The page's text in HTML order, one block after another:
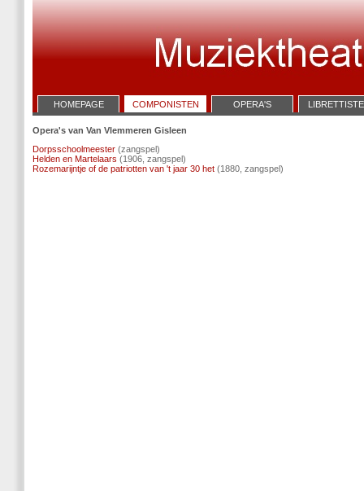
HOMEPAGE COMPONISTEN OPERA'S
Opera's van Van Vlemmeren Gisleen
Dorpsschoolmeester (zangspel)
Helden en Martelaars (1906, zangspel)
Rozemarijntje of de patriotten van 't jaar 30 het (1880, zangspel)